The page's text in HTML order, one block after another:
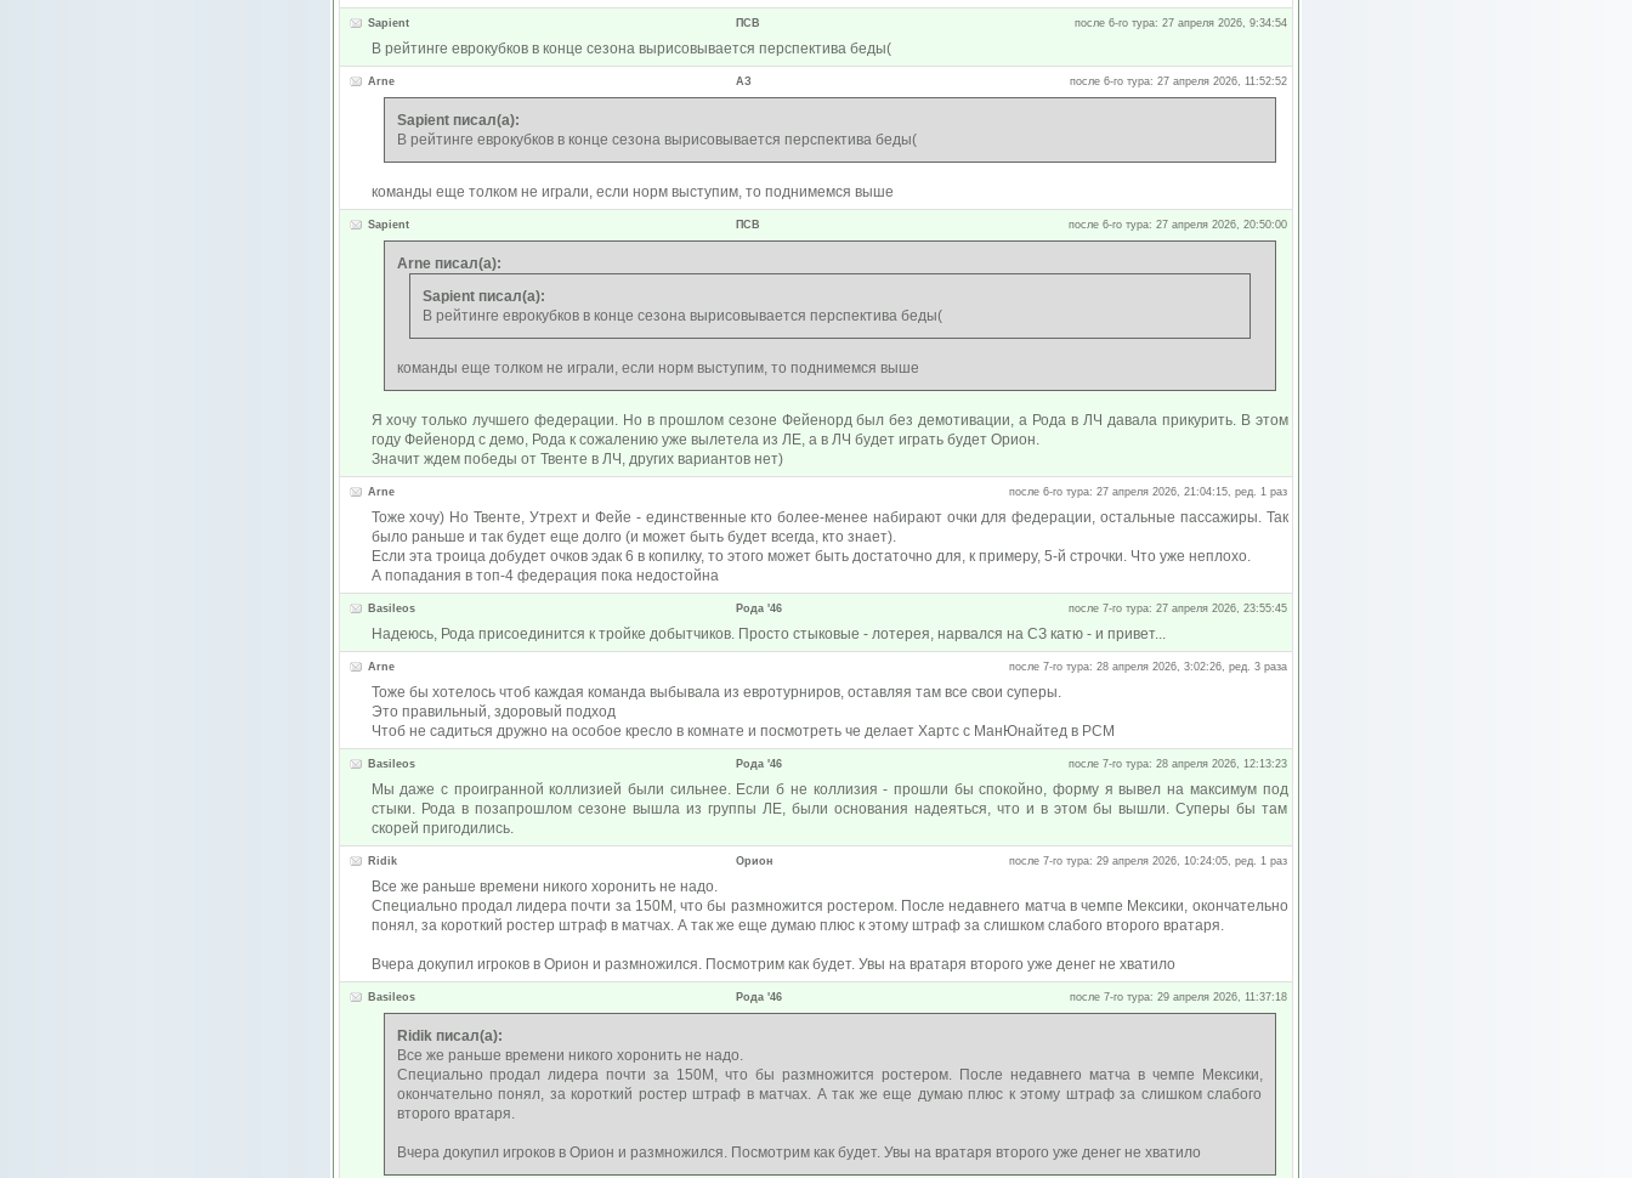
Sapient ПСВ после 6-го тура: 27 апреля 2026, 9:34:54
В рейтинге еврокубков в конце сезона вырисовывается перспектива беды(
Arne АЗ после 6-го тура: 27 апреля 2026, 11:52:52
Sapient писал(а):
В рейтинге еврокубков в конце сезона вырисовывается перспектива беды(
команды еще толком не играли, если норм выступим, то поднимемся выше
Sapient ПСВ после 6-го тура: 27 апреля 2026, 20:50:00
Arne писал(а):
Sapient писал(а):
В рейтинге еврокубков в конце сезона вырисовывается перспектива беды(
команды еще толком не играли, если норм выступим, то поднимемся выше
Я хочу только лучшего федерации. Но в прошлом сезоне Фейенорд был без демотивации, а Рода в ЛЧ давала прикурить. В этом
году Фейенорд с демо, Рода к сожалению уже вылетела из ЛЕ, а в ЛЧ будет играть будет Орион.
Значит ждем победы от Твенте в ЛЧ, других вариантов нет)
Arne после 6-го тура: 27 апреля 2026, 21:04:15, ред. 1 раз
Тоже хочу) Но Твенте, Утрехт и Фейе - единственные кто более-менее набирают очки для федерации, остальные пассажиры. Так
было раньше и так будет еще долго (и может быть будет всегда, кто знает).
Если эта троица добудет очков эдак 6 в копилку, то этого может быть достаточно для, к примеру, 5-й строчки. Что уже неплохо.
А попадания в топ-4 федерация пока недостойна
Basileos Рода '46 после 7-го тура: 27 апреля 2026, 23:55:45
Надеюсь, Рода присоединится к тройке добытчиков. Просто стыковые - лотерея, нарвался на СЗ катю - и привет...
Arne после 7-го тура: 28 апреля 2026, 3:02:26, ред. 3 раза
Тоже бы хотелось чтоб каждая команда выбывала из евротурниров, оставляя там все свои суперы.
Это правильный, здоровый подход
Чтоб не садиться дружно на особое кресло в комнате и посмотреть че делает Хартс с МанЮнайтед в РСМ
Basileos Рода '46 после 7-го тура: 28 апреля 2026, 12:13:23
Мы даже с проигранной коллизией были сильнее. Если б не коллизия - прошли бы спокойно, форму я вывел на максимум под
стыки. Рода в позапрошлом сезоне вышла из группы ЛЕ, были основания надеяться, что и в этом бы вышли. Суперы бы там
скорей пригодились.
Ridik Орион после 7-го тура: 29 апреля 2026, 10:24:05, ред. 1 раз
Все же раньше времени никого хоронить не надо.
Специально продал лидера почти за 150М, что бы размножится ростером. После недавнего матча в чемпе Мексики, окончательно
понял, за короткий ростер штраф в матчах. А так же еще думаю плюс к этому штраф за слишком слабого второго вратаря.
Вчера докупил игроков в Орион и размножился. Посмотрим как будет. Увы на вратаря второго уже денег не хватило
Basileos Рода '46 после 7-го тура: 29 апреля 2026, 11:37:18
Ridik писал(а):
Все же раньше времени никого хоронить не надо.
Специально продал лидера почти за 150М, что бы размножится ростером. После недавнего матча в чемпе Мексики,
окончательно понял, за короткий ростер штраф в матчах. А так же еще думаю плюс к этому штраф за слишком слабого
второго вратаря.
Вчера докупил игроков в Орион и размножился. Посмотрим как будет. Увы на вратаря второго уже денег не хватило